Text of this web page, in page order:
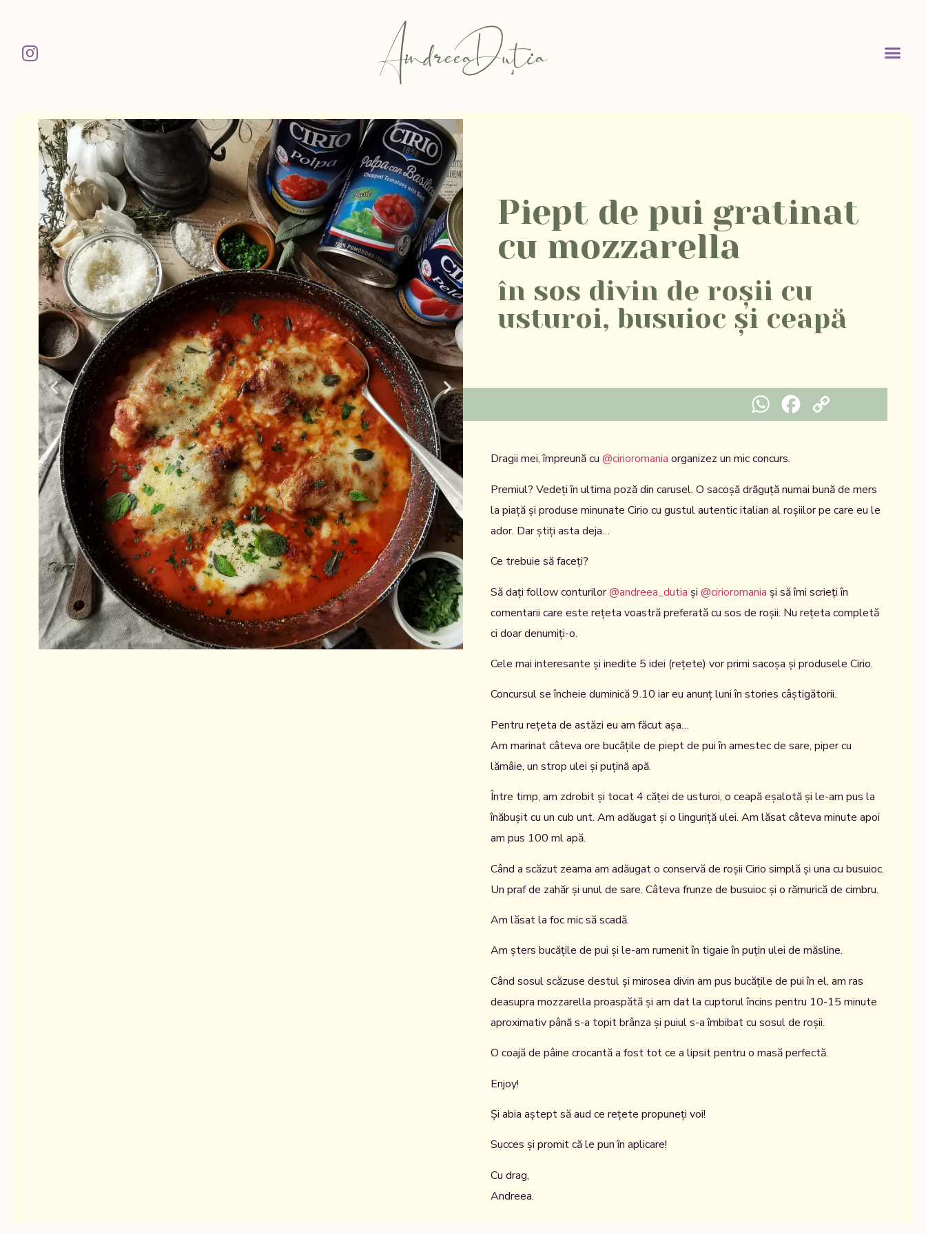
Piept de pui gratinat
cu mozzarella
în sos divin de roșii cu
usturoi, busuioc și ceapă
WhatsAppFacebook
Copy Link
Dragii mei, împreună cu @cirioromania organizez un mic concurs.
Premiul? Vedeți în ultima poză din carusel. O sacoșă drăguță numai bună de mers
la piață și produse minunate Cirio cu gustul autentic italian al roșiilor pe care eu le
ador. Dar știți asta deja…
Ce trebuie să faceți?
Să dați follow conturilor@andreea_dutia și @cirioromania și să îmi scrieți în
comentarii care este rețeta voastră preferată cu sos de roșii. Nu rețeta completă
ci doar denumiți-o.
Cele mai interesante și inedite 5 idei (rețete) vor primi sacoșa și produsele Cirio.
Concursul se încheie duminică 9.10 iar eu anunț luni în stories câștigătorii.
Pentru rețeta de astăzi eu am făcut așa…
Am marinat câteva ore bucățile de piept de pui în amestec de sare, piper cu
lămâie, un strop ulei și puțină apă.
Între timp, am zdrobit și tocat 4 căței de usturoi, o ceapă eșalotă și le-am pus la
înăbușit cu un cub unt. Am adăugat și o linguriță ulei. Am lăsat câteva minute apoi
am pus 100 ml apă.
Când a scăzut zeama am adăugat o conservă de roșii Cirio simplă și una cu busuioc.
Un praf de zahăr și unul de sare. Câteva frunze de busuioc și o rămurică de cimbru.
Am lăsat la foc mic să scadă.
Am șters bucățile de pui și le-am rumenit în tigaie în puțin ulei de măsline.
Când sosul scăzuse destul și mirosea divin am pus bucățile de pui în el, am ras
deasupra mozzarella proaspătă și am dat la cuptorul încins pentru 10-15 minute
aproximativ până s-a topit brânza și puiul s-a îmbibat cu sosul de roșii.
O coajă de pâine crocantă a fost tot ce a lipsit pentru o masă perfectă.
Enjoy!
Și abia aștept să aud ce rețete propuneți voi!
Succes și promit că le pun în aplicare!
Cu drag,
Andreea.